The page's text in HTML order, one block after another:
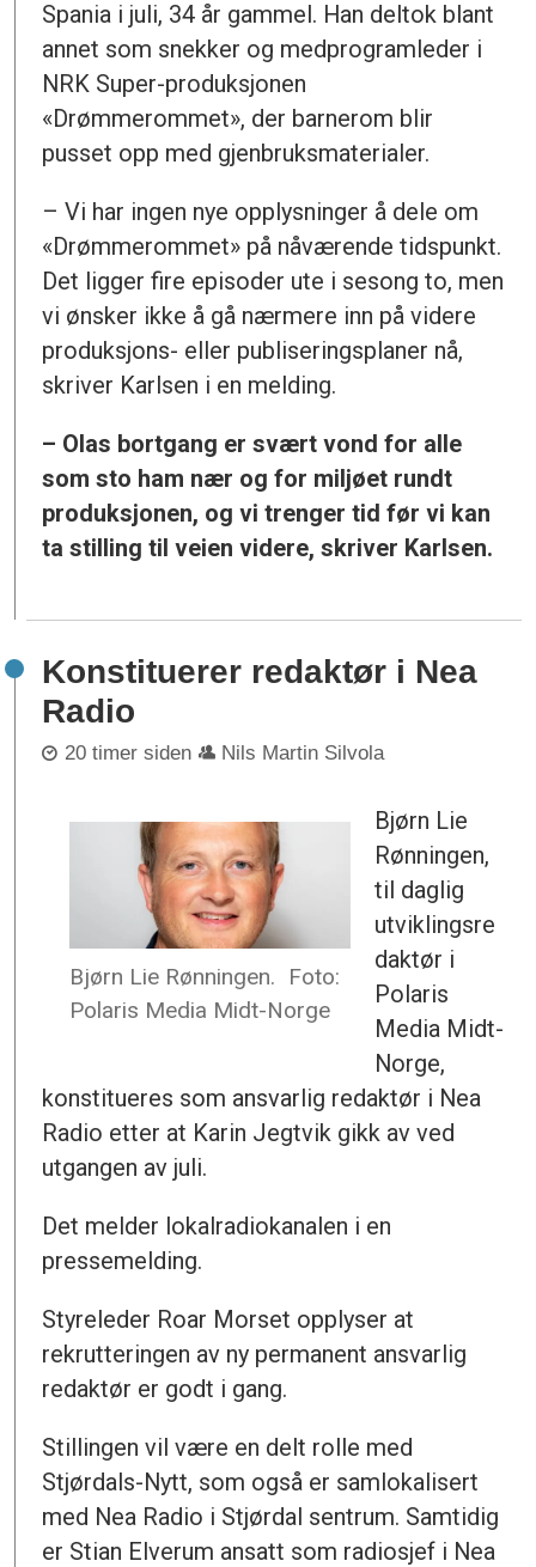
Spania i juli, 34 år gammel. Han deltok blant
annet som snekker og medprogramleder i
NRK Super-produksjonen
«Drømmerommet», der barnerom blir
pusset opp med gjenbruksmaterialer.
– Vi har ingen nye opplysninger å dele om
«Drømmerommet» på nåværende tidspunkt.
Det ligger fire episoder ute i sesong to, men
vi ønsker ikke å gå nærmere inn på videre
produksjons- eller publiseringsplaner nå,
skriver Karlsen i en melding.
– Olas bortgang er svært vond for alle
som sto ham nær og for miljøet rundt
produksjonen, og vi trenger tid før vi kan
ta stilling til veien videre, skriver Karlsen.
Konstituerer redaktør i Nea
Radio
20 timer siden Nils Martin Silvola
Bjørn Lie Rønningen.
Foto:
Polaris Media Midt-Norge
Bjørn Lie
Rønningen,
til daglig
utviklingsre
daktør i
Polaris
Media Midt-
Norge,
konstitueres som ansvarlig redaktør i Nea
Radio etter at Karin Jegtvik gikk av ved
utgangen av juli.
Det melder lokalradiokanalen i en
pressemelding.
Styreleder Roar Morset opplyser at
rekrutteringen av ny permanent ansvarlig
redaktør er godt i gang.
Stillingen vil være en delt rolle med
Stjørdals-Nytt, som også er samlokalisert
med Nea Radio i Stjørdal sentrum. Samtidig
er Stian Elverum ansatt som radiosjef i Nea